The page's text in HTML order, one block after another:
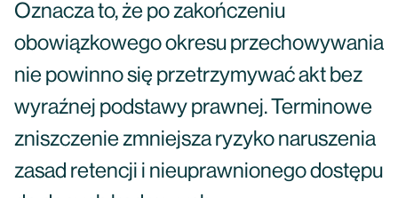
Oznacza to, że po zakończeniu
obowiązkowego okresu przechowywania
nie powinno się przetrzymywać akt bez
wyraźnej podstawy prawnej. Terminowe
zniszczenie zmniejsza ryzyko naruszenia
zasad retencji i nieuprawnionego dostępu